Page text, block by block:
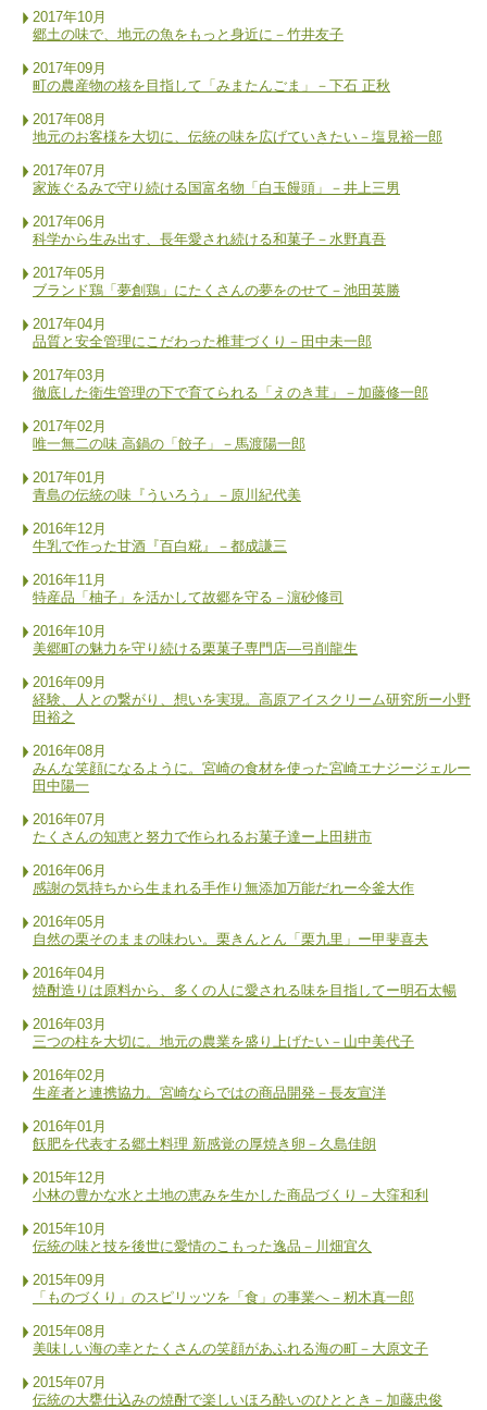
2017年10月
郷土の味で、地元の魚をもっと身近に－竹井友子
2017年09月
町の農産物の核を目指して「みまたんごま」－下石 正秋
2017年08月
地元のお客様を大切に、伝統の味を広げていきたい－塩見裕一郎
2017年07月
家族ぐるみで守り続ける国富名物「白玉饅頭」－井上三男
2017年06月
科学から生み出す、長年愛され続ける和菓子－水野真吾
2017年05月
ブランド鶏「夢創鶏」にたくさんの夢をのせて－池田英勝
2017年04月
品質と安全管理にこだわった椎茸づくり－田中未一郎
2017年03月
徹底した衛生管理の下で育てられる「えのき茸」－加藤修一郎
2017年02月
唯一無二の味 高鍋の「餃子」－馬渡陽一郎
2017年01月
青島の伝統の味『ういろう』－原川紀代美
2016年12月
牛乳で作った甘酒『百白糀』－都成謙三
2016年11月
特産品「柚子」を活かして故郷を守る－濵砂修司
2016年10月
美郷町の魅力を守り続ける栗菓子専門店―弓削龍生
2016年09月
経験、人との繋がり、想いを実現。高原アイスクリーム研究所ー小野
田裕之
2016年08月
みんな笑顔になるように。宮崎の食材を使った宮崎エナジージェルー
田中陽一
2016年07月
たくさんの知恵と努力で作られるお菓子達ー上田耕市
2016年06月
感謝の気持ちから生まれる手作り無添加万能だれー今釜大作
2016年05月
自然の栗そのままの味わい。栗きんとん「栗九里」ー甲斐喜夫
2016年04月
焼酎造りは原料から、多くの人に愛される味を目指してー明石太暢
2016年03月
三つの柱を大切に。地元の農業を盛り上げたい－山中美代子
2016年02月
生産者と連携協力。宮崎ならではの商品開発－長友宣洋
2016年01月
飫肥を代表する郷土料理 新感覚の厚焼き卵－久島佳朗
2015年12月
小林の豊かな水と土地の恵みを生かした商品づくり－大窪和利
2015年10月
伝統の味と技を後世に愛情のこもった逸品－川畑宜久
2015年09月
「ものづくり」のスピリッツを「食」の事業へ－籾木真一郎
2015年08月
美味しい海の幸とたくさんの笑顔があふれる海の町－大原文子
2015年07月
伝統の大甕仕込みの焼酎で楽しいほろ酔いのひととき－加藤忠俊